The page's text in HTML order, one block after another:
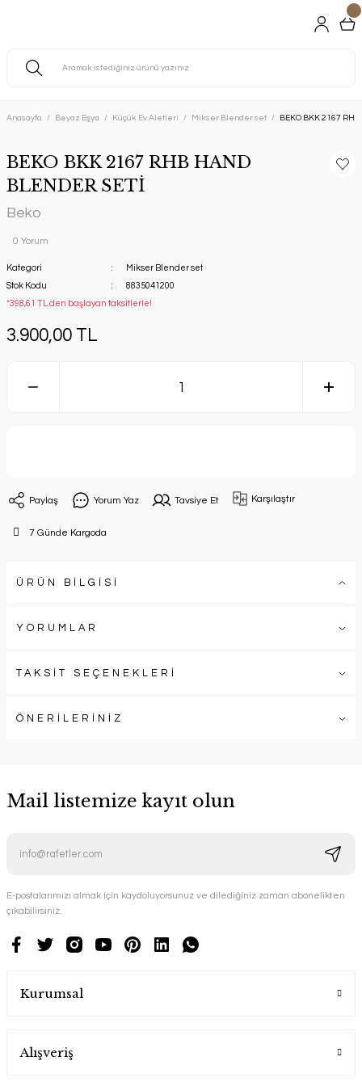
Anasayfa Beyaz Eşya Küçük Ev Aletleri Mikser Blender set BEKO BKK 2167
BEKO BKK 2167 RHB HAND
BLENDER SETİ
Beko
0 Yorum
Kategori
Mikser Blender set
Stok Kodu
8835041200
*398,61 TL den başlayan taksitlerle!
3.900,00 TL
Paylaş Yorum Yaz Tavsiye Et Karşılaştır
7 Günde Kargoda
ÜRÜN BİLGİSİ
YORUMLAR
TAKSİT SEÇENEKLERİ
ÖNERİLERİNİZ
Mail listemize kayıt olun
E-postalarımızı almak için kaydoluyorsunuz ve dilediğiniz zaman abonelikten
çıkabilirsiniz.
Kurumsal
Alışveriş